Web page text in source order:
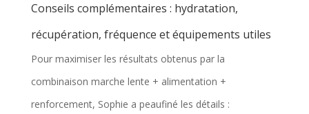
Conseils complémentaires : hydratation,
récupération, fréquence et équipements utiles
Pour maximiser les résultats obtenus par la
combinaison marche lente + alimentation +
renforcement, Sophie a peaufiné les détails :